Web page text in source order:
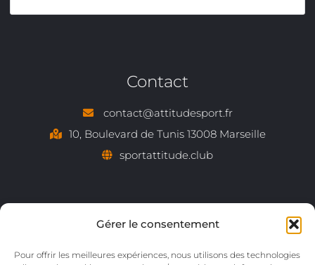
Gérer le consentement
Pour offrir les meilleures expériences, nous utilisons des technologies
Contact
contact@attitudesport.fr
10, Boulevard de Tunis 13008 Marseille
sportattitude.club